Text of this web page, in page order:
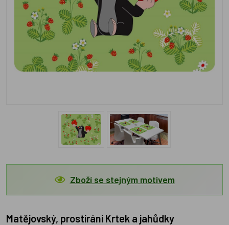
Zboží se stejným motivem
Matějovský, prostírání Krtek a jahůdky